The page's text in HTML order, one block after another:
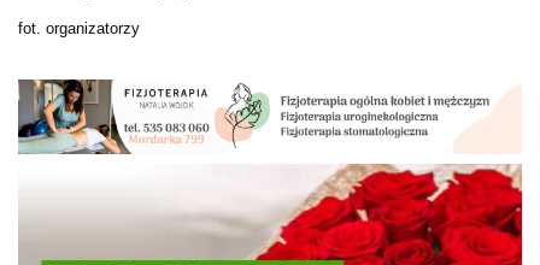
fot. organizatorzy